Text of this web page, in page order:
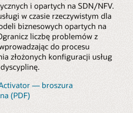
i opartych na SDN/NFV.
w czasie rzeczywistym dla
biznesowych opartych na
liczbę problemów z
do procesu
złożonych konfiguracji usług
— broszura
(PDF)